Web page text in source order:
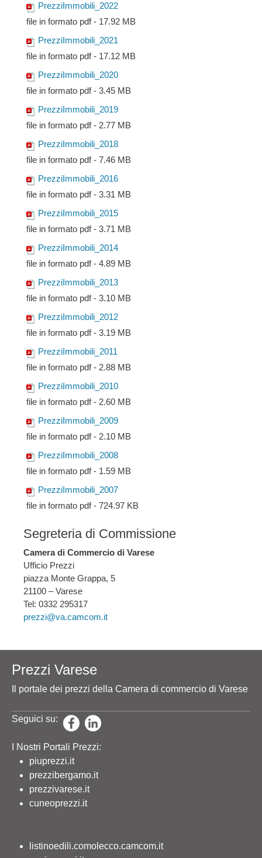
PrezziImmobili_2022
file in formato pdf - 17.92 MB
PrezziImmobili_2021
file in formato pdf - 17.12 MB
PrezziImmobili_2020
file in formato pdf - 3.45 MB
PrezziImmobili_2019
file in formato pdf - 2.77 MB
PrezziImmobili_2018
file in formato pdf - 7.46 MB
PrezziImmobili_2016
file in formato pdf - 3.31 MB
PrezziImmobili_2015
file in formato pdf - 3.71 MB
PrezziImmobili_2014
file in formato pdf - 4.89 MB
PrezziImmobili_2013
file in formato pdf - 3.10 MB
PrezziImmobili_2012
file in formato pdf - 3.19 MB
PrezziImmobili_2011
file in formato pdf - 2.88 MB
PrezziImmobili_2010
file in formato pdf - 2.60 MB
PrezziImmobili_2009
file in formato pdf - 2.10 MB
PrezziImmobili_2008
file in formato pdf - 1.59 MB
PrezziImmobili_2007
file in formato pdf - 724.97 KB
Segreteria di Commissione
Camera di Commercio di Varese
Ufficio Prezzi
piazza Monte Grappa, 5
21100 – Varese
Tel: 0332 295317
prezzi@va.camcom.it
Prezzi Varese
Il portale dei prezzi della Camera di commercio di Varese
Seguici su:
I Nostri Portali Prezzi:
piuprezzi.it
prezzibergamo.it
prezzivarese.it
cuneoprezzi.it
listinoedili.comolecco.camcom.it